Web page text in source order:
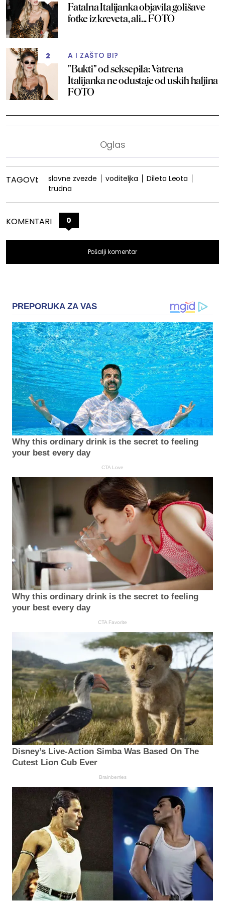
Fatalna Italijanka objavila golišave
fotke iz kreveta, ali... FOTO
2 A I ZAŠTO BI?
"Bukti" od seksepila: Vatrena
Italijanka ne odustaje od uskih haljina
FOTO
TAGOVI: slavne zvezde voditeljka
Dileta Leota
trudna
KOMENTARI 0
Pošalji komentar
PREPORUKA ZA VAS
Why this ordinary drink is the secret to feeling
your best every day
CTA Love
Why this ordinary drink is the secret to feeling
your best every day
CTA Favorite
Disney’s Live-Action Simba Was Based On The
Cutest Lion Cub Ever
Brainberries